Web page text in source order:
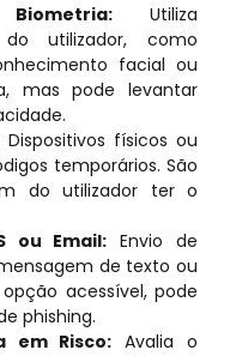
Utiliza
utilizador, como
facial ou
mas pode levantar
Dispositivos físicos ou
temporários. São
do utilizador ter o
ou Email: Envio de
de texto ou
acessível, pode
phishing.
em Risco: Avalia o